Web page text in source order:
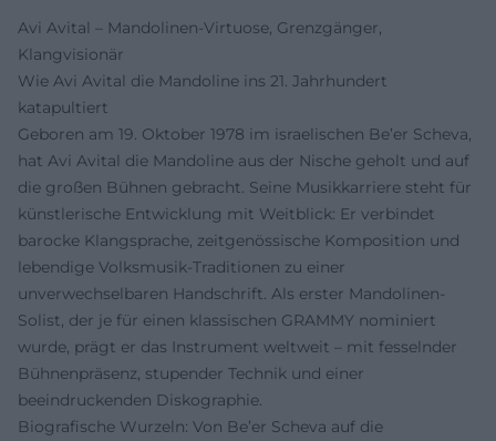
Avi Avital – Mandolinen-Virtuose, Grenzgänger,
Klangvisionär
Wie Avi Avital die Mandoline ins 21. Jahrhundert
katapultiert
Geboren am 19. Oktober 1978 im israelischen Be’er Scheva,
hat Avi Avital die Mandoline aus der Nische geholt und auf
die großen Bühnen gebracht. Seine Musikkarriere steht für
künstlerische Entwicklung mit Weitblick: Er verbindet
barocke Klangsprache, zeitgenössische Komposition und
lebendige Volksmusik-Traditionen zu einer
unverwechselbaren Handschrift. Als erster Mandolinen-
Solist, der je für einen klassischen GRAMMY nominiert
wurde, prägt er das Instrument weltweit – mit fesselnder
Bühnenpräsenz, stupender Technik und einer
beeindruckenden Diskographie.
Biografische Wurzeln: Von Be’er Scheva auf die